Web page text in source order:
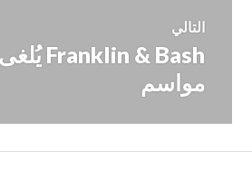
التالي
المقالة
التالية:
مواسم